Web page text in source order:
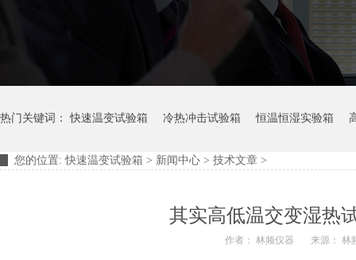
热门关键词：快速温变试验箱 冷热冲击试验箱 恒温恒湿实验箱
您的位置:快速温变试验箱 > 新闻中心 > 技术文章 >
其实高低温交变湿热
作者： 林频仪器 来源： 林